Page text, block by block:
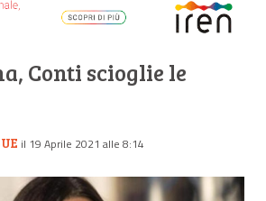
Conti scioglie le
il 19 Aprile 2021 alle 8:14